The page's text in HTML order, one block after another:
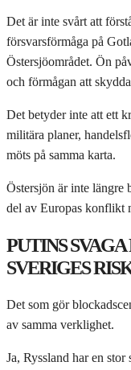
Det är inte svårt att
försvarsförmåga på
Östersjöområdet. Ön
och förmågan att
Det betyder inte att ett
militära planer,
möts på samma karta.
Östersjön är inte längre
del av Europas konflikt
PUTINS
SVERIGES
Det som gör
av samma verklighet.
Ja, Ryssland har en